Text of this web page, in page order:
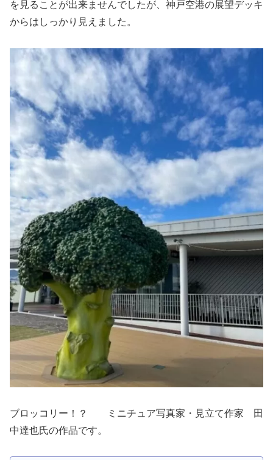
を見ることが出来ませんでしたが、神戸空港の展望デッキ
からはしっかり見えました。
ブロッコリー！？ ミニチュア写真家・見立て作家 田
中達也氏の作品です。